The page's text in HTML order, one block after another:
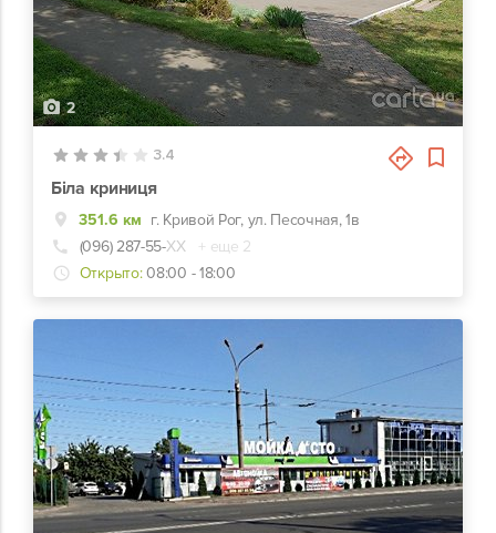
2
3.4
Біла криниця
351.6 км г. Кривой Рог, ул. Песочная, 1в
(096) 287-55-ХХ
+ еще 2
Открыто: 08:00 - 18:00